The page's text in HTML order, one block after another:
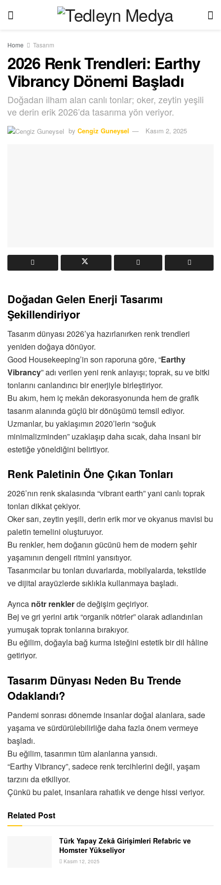
Home Tasarım
2026 Renk Trendleri: Earthy
Vibrancy Dönemi Başladı
Doğadan ilham alan canlı tonlar; oker, zeytin yeşili
ve derin erik 2026’da tasarıma yön veriyor.
by Cengiz Guneysel Kasım 2, 2025
Doğadan Gelen Enerji Tasarımı
Şekillendiriyor
Tasarım dünyası 2026’ya hazırlanırken renk trendleri
yeniden doğaya dönüyor.
Good Housekeeping’in son raporuna göre, “Earthy
Vibrancy” adı verilen yeni renk anlayışı; toprak, su ve bitki
tonlarını canlandırıcı bir enerjiyle birleştiriyor.
Bu akım, hem iç mekân dekorasyonunda hem de grafik
tasarım alanında güçlü bir dönüşümü temsil ediyor.
Uzmanlar, bu yaklaşımın 2020’lerin “soğuk
minimalizminden” uzaklaşıp daha sıcak, daha insani bir
estetiğe yöneldiğini belirtiyor.
Renk Paletinin Öne Çıkan Tonları
2026’nın renk skalasında “vibrant earth” yani canlı toprak
tonları dikkat çekiyor.
Oker sarı, zeytin yeşili, derin erik mor ve okyanus mavisi bu
paletin temelini oluşturuyor.
Bu renkler, hem doğanın gücünü hem de modern şehir
yaşamının dengeli ritmini yansıtıyor.
Tasarımcılar bu tonları duvarlarda, mobilyalarda, tekstilde
ve dijital arayüzlerde sıklıkla kullanmaya başladı.
Ayrıca nötr renklerde değişim geçiriyor.
Bej ve gri yerini artık “organik nötrler” olarak adlandırılan
yumuşak toprak tonlarına bırakıyor.
Bu eğilim, doğayla bağ kurma isteğini estetik bir dil hâline
getiriyor.
Tasarım Dünyası Neden Bu Trende
Odaklandı?
Pandemi sonrası dönemde insanlar doğal alanlara, sade
yaşama ve sürdürülebilirliğe daha fazla önem vermeye
başladı.
Bu eğilim, tasarımın tüm alanlarına yansıdı.
“Earthy Vibrancy”, sadece renk tercihlerini değil, yaşam
tarzını da etkiliyor.
Çünkü bu palet, insanlara rahatlık ve denge hissi veriyor.
Related Post
Türk Yapay Zekâ Girişimleri Refabric ve
Homster Yükseliyor
Kasım 12, 2025